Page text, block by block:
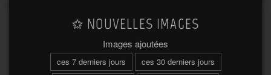
NOUVELLES IMAGES
Images ajoutées
ces 7 derniers jours
ces 30 derniers jours